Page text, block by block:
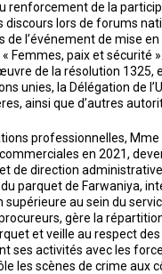
renforcement de la
discours lors de forums
l’événement de mise
Femmes, paix et sécurité
de la résolution 1325,
unies, la Délégation de
ainsi que d’autres
professionnelles,
en 2021,
de direction
parquet de Farwaniya,
au sein du
gère la
et veille au respect
ses activités avec les
les scènes de crime aux